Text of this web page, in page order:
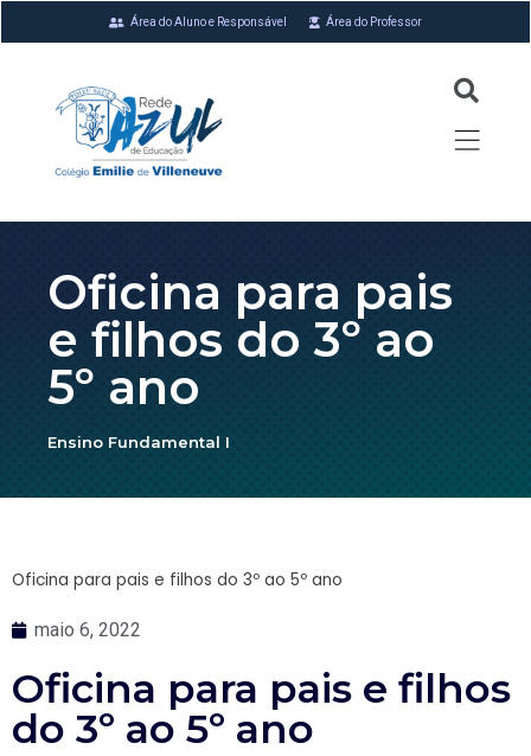
Área do Aluno e Responsável Área do Professor
Oficina para pais
e filhos do 3º ao
5º ano
Ensino Fundamental I
Oficina para pais e filhos do 3º ao 5º ano
maio 6, 2022
Oficina para pais e filhos
do 3º ao 5º ano